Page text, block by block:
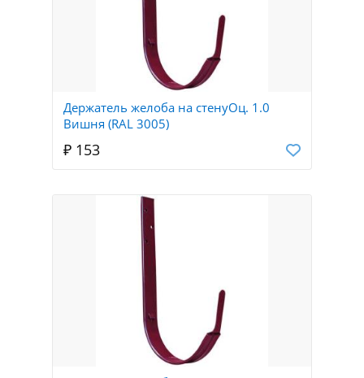
Держатель желоба на стенуОц. 1.0
Вишня (RAL 3005)
₽ 153